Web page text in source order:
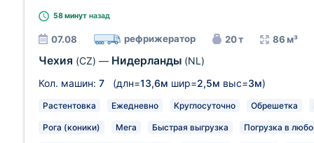
58 минут назад
07.08 рефрижератор 20 т 86 м³
Чехия (CZ) — Нидерланды (NL)
Кол. машин: 7 (длн=13,6м шир=2,5м выс=3м)
Растентовка Ежедневно Круглосуточно Обрешетка
Рога (коники) Мега Быстрая выгрузка Погрузка в